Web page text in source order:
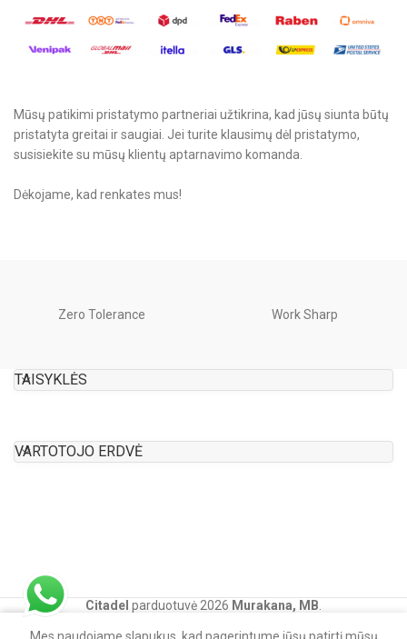
Mūsų patikimi pristatymo partneriai užtikrina, kad jūsų siunta būtų
pristatyta greitai ir saugiai. Jei turite klausimų dėl pristatymo,
susisiekite su mūsų klientų aptarnavimo komanda.
Dėkojame, kad renkates mus!
Zero Tolerance Work Sharp
TAISYKLĖS
VARTOTOJO ERDVĖ
Citadel parduotuvė 2026 Murakana, MB